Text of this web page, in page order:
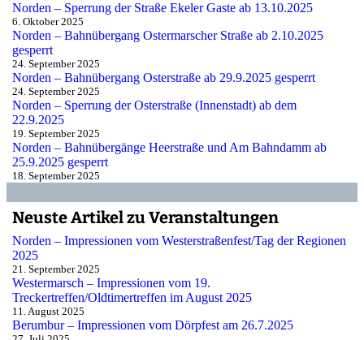
Norden – Sperrung der Straße Ekeler Gaste ab 13.10.2025
6. Oktober 2025
Norden – Bahnübergang Ostermarscher Straße ab 2.10.2025
gesperrt
24. September 2025
Norden – Bahnübergang Osterstraße ab 29.9.2025 gesperrt
24. September 2025
Norden – Sperrung der Osterstraße (Innenstadt) ab dem
22.9.2025
19. September 2025
Norden – Bahnübergänge Heerstraße und Am Bahndamm ab
25.9.2025 gesperrt
18. September 2025
Neuste Artikel zu Veranstaltungen
Norden – Impressionen vom Westerstraßenfest/Tag der Regionen
2025
21. September 2025
Westermarsch – Impressionen vom 19.
Treckertreffen/Oldtimertreffen im August 2025
11. August 2025
Berumbur – Impressionen vom Dörpfest am 26.7.2025